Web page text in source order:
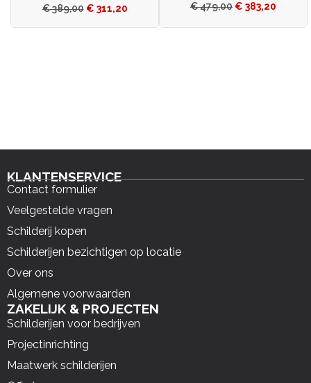
€389,00 € 311,20 €479,00 € 383,20
KLANTENSERVICE
Contact formulier
Veelgestelde vragen
Schilderij kopen
Schilderijen bezichtigen op locatie
Over ons
Algemene voorwaarden
ZAKELIJK & PROJECTEN
Schilderijen voor bedrijven
Projectinrichting
Maatwerk schilderijen